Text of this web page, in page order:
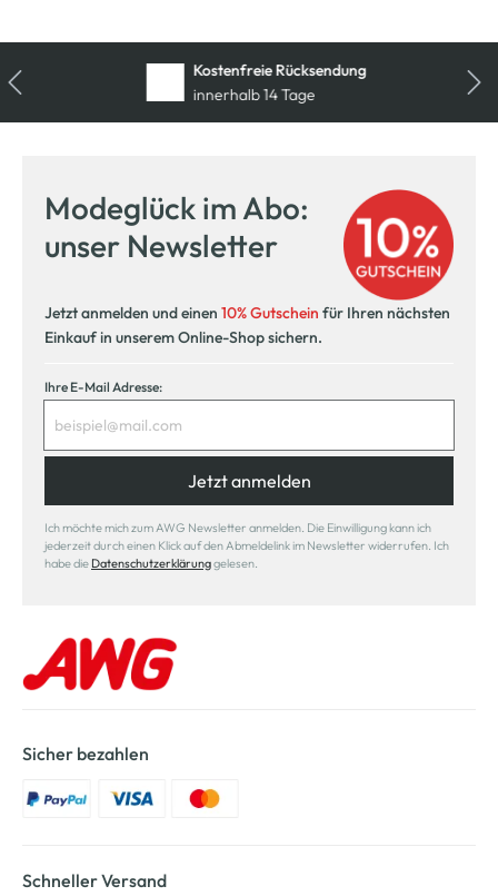
Kostenfreie Rücksendung
innerhalb 14 Tage
Modeglück im Abo:
unser Newsletter
Jetzt anmelden und einen 10% Gutschein für Ihren nächsten
Einkauf in unserem Online-Shop sichern.
Ihre E-Mail Adresse:
Jetzt anmelden
Ich möchte mich zum AWG Newsletter anmelden. Die Einwilligung kann ich
jederzeit durch einen Klick auf den Abmeldelink im Newsletter widerrufen. Ich
habe die Datenschutzerklärunggelesen.
Sicher bezahlen
Schneller Versand